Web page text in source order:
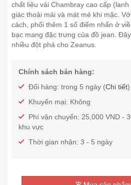
chất liệu vải Chambray cao cấp
giác thoải mái và mát mẻ khi mặc.
cách, phối thêm 1 số điểm nhấn ở
bạc mang đặc trưng của đồ jean.
nhiều đột phá cho Zeanus.
Chính sách bán hàng:
Đổi hàng: trong 5 ngày (Chi tiết)
Khuyến mại: Không
Phí vận chuyển: 25,000 VND -
khu vực
Thời gian nhận: 3 - 5 ngày